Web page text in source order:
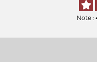
Note :